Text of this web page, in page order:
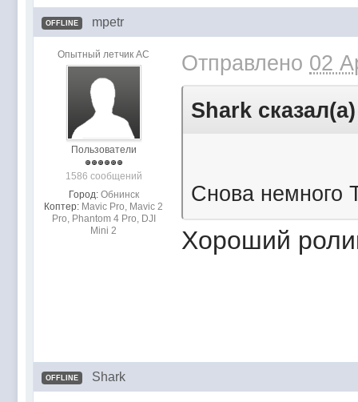
OFFLINE mpetr
Опытный летчик АС
Пользователи
1586 сообщений
Город: Обнинск
Коптер: Mavic Pro, Mavic 2
Pro, Phantom 4 Pro, DJI
Mini 2
Отправлено 02
Shark сказал(а)
Снова немного
Хороший
OFFLINE Shark